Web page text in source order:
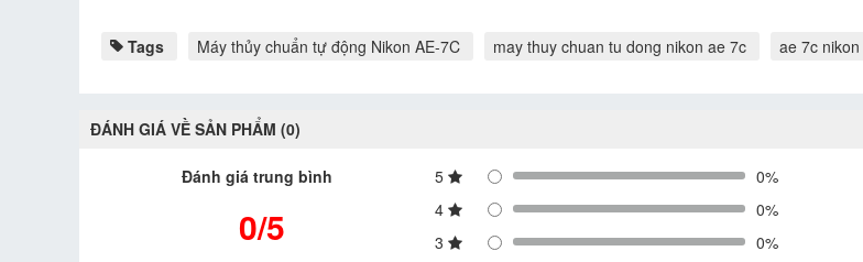
Tags Máy thủy chuẩn tự động Nikon AE-7C may thuy chuan tu dong nikon ae 7c ae 7c nikon
ĐÁNH GIÁ VỀ SẢN PHẨM (0)
Đánh giá trung bình
0/5
5
0%
4
0%
3
0%